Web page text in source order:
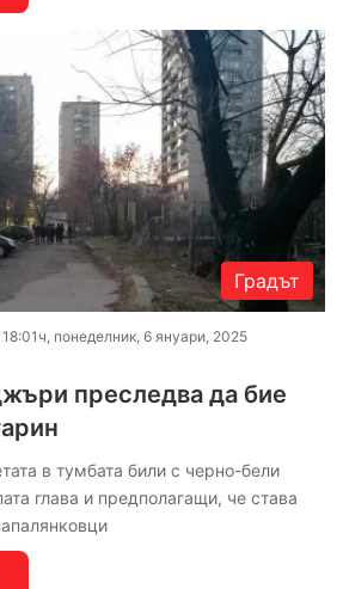
Градът
18:01ч, понеделник, 6 януари, 2025
преследва да бие
в тумбата били с черно-бели
глава и предполагащи, че става